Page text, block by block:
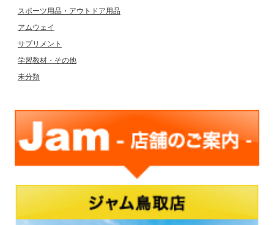
スポーツ用品・アウトドア用品
アムウェイ
サプリメント
学習教材・その他
未分類